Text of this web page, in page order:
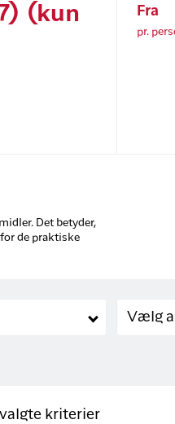
(kun
Fra
pr.
Det betyder,
de praktiske
Børn (2-
Vælg
kriterier